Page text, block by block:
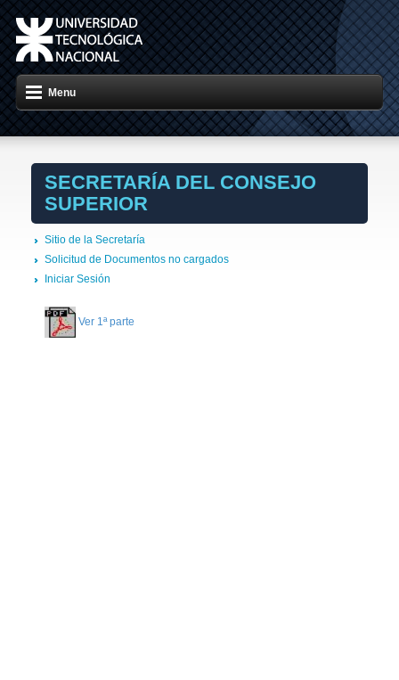
Menu
SECRETARÍA DEL CONSEJO
SUPERIOR
Sitio de la Secretaría
Solicitud de Documentos no cargados
Iniciar Sesión
Ver 1ª parte